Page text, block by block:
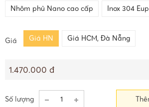
Nhôm phủ Nano cao cấp Inox 304
Giá Giá HN Giá HCM, Đà Nẵng
1.470.000 đ
Số lượng